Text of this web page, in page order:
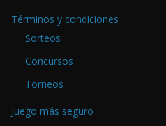
Términos y condiciones
Sorteos
Concursos
Torneos
Juego más seguro